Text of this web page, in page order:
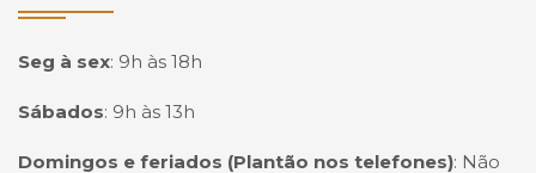
Seg à sex: 9h às 18h
Sábados: 9h às 13h
Domingos e feriados (Plantão nos telefones): Não